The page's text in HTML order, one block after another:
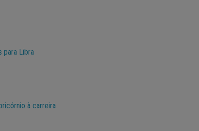
para Libra
à carreira